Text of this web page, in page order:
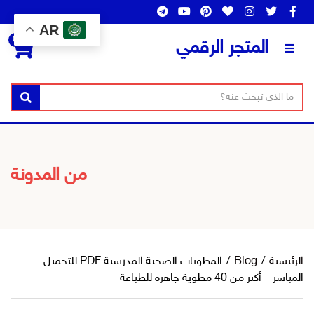
المتجر الرقمي
س
ف
ص
ا
بحث
0
من المدونة
الرئيسية /
Blog
/
المطويات الصحية المدرسية PDF للتحميل
المباشر – أكثر من 40 مطوية جاهزة للطباعة
AR